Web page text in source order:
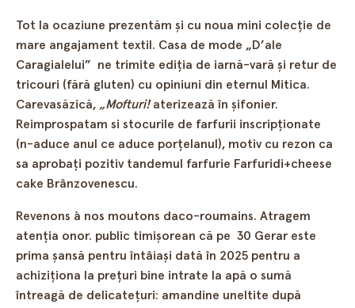
Tot la ocaziune prezentăm şi cu noua mini colecţie de
mare angajament textil. Casa de mode „D’ale
Caragialelui” ne trimite ediţia de iarnă-vară şi retur de
tricouri (fără gluten) cu opiniuni din eternul Mitica.
Carevasăzică, „Mofturi!aterizează în şifonier.
Reimprospatam si stocurile de farfurii inscripţionate
(n-aduce anul ce aduce porţelanul), motiv cu rezon ca
sa aprobaţi pozitiv tandemul farfurie Farfuridi+cheese
cake Brânzovenescu.
Revenons à nos moutons daco-roumains. Atragem
atenţia onor. public timişorean că pe 30 Gerar este
prima şansă pentru întâiaşi dată în 2025 pentru a
achiziţiona la preţuri bine intrate la apă o sumă
întreagă de delicateţuri: amandine uneltite după